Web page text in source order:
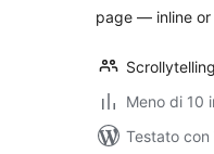
page — inline or
Scrollytelling
Meno di 10
Testato con